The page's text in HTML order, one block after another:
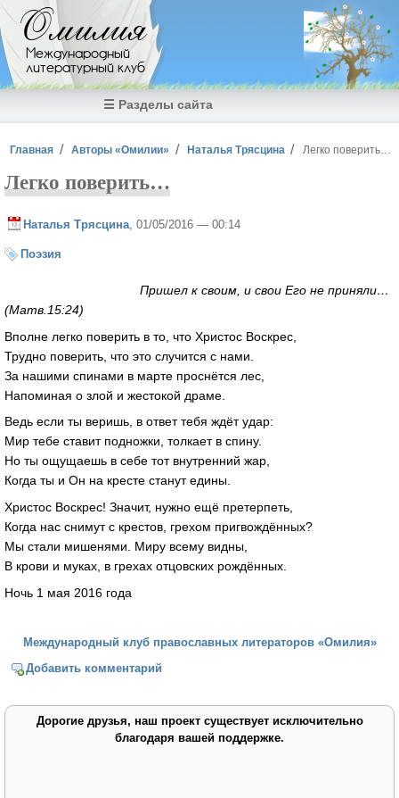
Перейти к основному содержанию
Омилия
Международный
литературный клуб
☰ Разделы сайта
Вы здесь
Главная Авторы «Омилии» Наталья Трясцина Легко поверить…
Легко поверить…
Наталья Трясцина , 01/05/2016 — 00:14
Поэзия
Пришел к своим, и свои Его не приняли…
(Матв.15:24)
Вполне легко поверить в то, что Христос Воскрес,
Трудно поверить, что это случится с нами.
За нашими спинами в марте проснётся лес,
Напоминая о злой и жестокой драме.
Ведь если ты веришь, в ответ тебя ждёт удар:
Мир тебе ставит подножки, толкает в спину.
Но ты ощущаешь в себе тот внутренний жар,
Когда ты и Он на кресте станут едины.
Христос Воскрес! Значит, нужно ещё претерпеть,
Когда нас снимут с крестов, грехом пригвождённых?
Мы стали мишенями. Миру всему видны,
В крови и муках, в грехах отцовских рождённых.
Ночь 1 мая 2016 года
Международный клуб православных литераторов «Омилия»
Добавить комментарий
Дорогие друзья, наш проект существует исключительно
благодаря вашей поддержке.